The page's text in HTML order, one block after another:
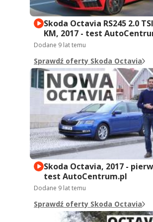
Skoda Octavia RS245 2.0
KM, 2017 - test
Dodane 9 lat temu
Sprawdź oferty Skoda Octavia
Skoda Octavia, 2017 -
test AutoCentrum.pl
Dodane 9 lat temu
Sprawdź oferty Skoda Octavia